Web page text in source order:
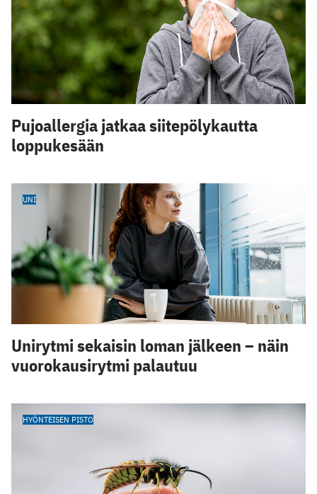
Pujoallergia jatkaa siitepölykautta
loppukesään
UNI
Unirytmi sekaisin loman jälkeen – näin
vuorokausirytmi palautuu
HYÖNTEISEN PISTO